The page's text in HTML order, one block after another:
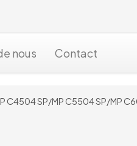
nous Contact
C4504 SP/MP C5504 SP/MP